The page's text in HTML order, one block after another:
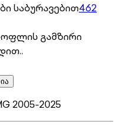
საბურავებით462
გამზირი
2005-2025